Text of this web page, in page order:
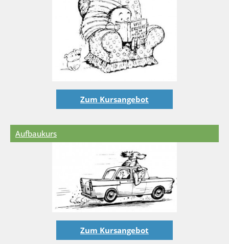
Zum Kursangebot
Aufbaukurs
Zum Kursangebot